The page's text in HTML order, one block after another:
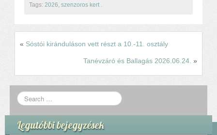
Tags: 2026, szenzoros kert .
« Sóstói kiránduláson vett részt a 10.-11. osztály
Tanévzáró és Ballagás 2026.06.24. »
Legutóbbi bejegyzések